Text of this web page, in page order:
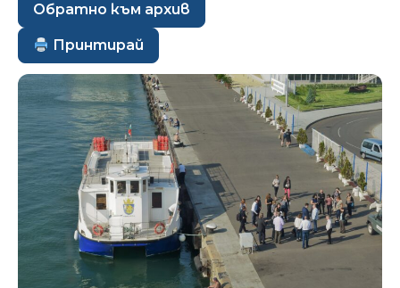
Обратно към архив
Принтирай